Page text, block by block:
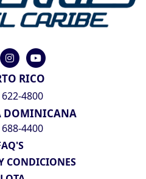
RICO
4800
DOMINICANA
4400
CONDICIONES